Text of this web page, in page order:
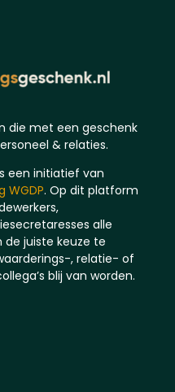
die met een geschenk
& relaties.
een initiatief van
WGDP. Op dit platform
alle
juiste keuze te
, relatie- of
blij van worden.